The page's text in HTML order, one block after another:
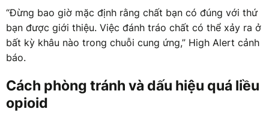
“Đừng bao giờ mặc định rằng chất bạn có đúng với thứ
bạn được giới thiệu. Việc đánh tráo chất có thể xảy ra ở
bất kỳ khâu nào trong chuỗi cung ứng,” High Alert cảnh
báo.
Cách phòng tránh và dấu hiệu quá liều
opioid